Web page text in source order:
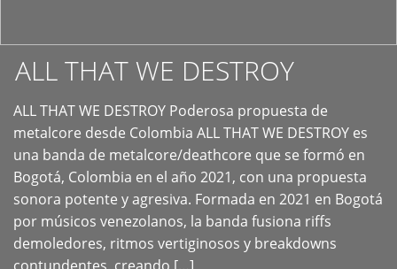
ALL THAT WE DESTROY
ALL THAT WE DESTROY Poderosa propuesta de
metalcore desde Colombia ALL THAT WE DESTROY es
una banda de metalcore/deathcore que se formó en
Bogotá, Colombia en el año 2021, con una propuesta
sonora potente y agresiva. Formada en 2021 en Bogotá
por músicos venezolanos, la banda fusiona riffs
demoledores, ritmos vertiginosos y breakdowns
+